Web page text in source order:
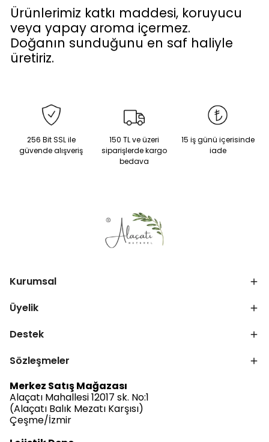
Ürünlerimiz katkı maddesi, koruyucu
veya yapay aroma içermez.
Doğanın sunduğunu en saf haliyle
üretiriz.
256 Bit SSL ile
güvende alışveriş
150 TL ve üzeri
siparişlerde kargo
bedava
15 iş günü içerisinde
iade
Kurumsal
Üyelik
Destek
Sözleşmeler
Merkez Satış Mağazası
Alaçatı Mahallesi 12017 sk. No:1
(Alaçatı Balık Mezatı Karşısı)
Çeşme/İzmir